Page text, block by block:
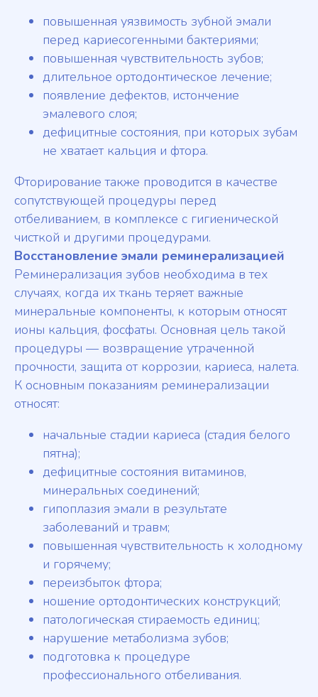
повышенная уязвимость зубной эмали
перед кариесогенными бактериями;
повышенная чувствительность зубов;
длительное ортодонтическое лечение;
появление дефектов, истончение
эмалевого слоя;
дефицитные состояния, при которых зубам
не хватает кальция и фтора.
Фторирование также проводится в качестве
сопутствующей процедуры перед
отбеливанием, в комплексе с гигиенической
чисткой и другими процедурами.
Восстановление эмали реминерализацией
Реминерализация зубов необходима в тех
случаях, когда их ткань теряет важные
минеральные компоненты, к которым относят
ионы кальция, фосфаты. Основная цель такой
процедуры — возвращение утраченной
прочности, защита от коррозии, кариеса, налета.
К основным показаниям реминерализации
относят:
начальные стадии кариеса (стадия белого
пятна);
дефицитные состояния витаминов,
минеральных соединений;
гипоплазия эмали в результате
заболеваний и травм;
повышенная чувствительность к холодному
и горячему;
переизбыток фтора;
ношение ортодонтических конструкций;
патологическая стираемость единиц;
нарушение метаболизма зубов;
подготовка к процедуре
профессионального отбеливания.